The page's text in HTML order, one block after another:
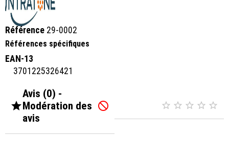
Référence 29-0002
Références spécifiques
EAN-13
3701225326421

Avis (0) -
Modération des
avis
     